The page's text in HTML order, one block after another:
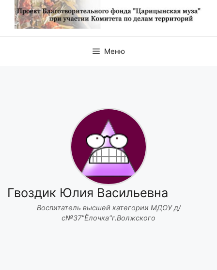
Меню
Гвоздик Юлия Васильевна
Воспитатель высшей категории МДОУ д/
с№37"Ёлочка"г.Волжского